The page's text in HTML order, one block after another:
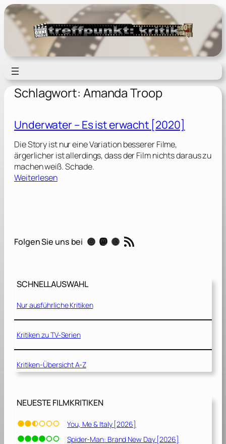
Zum
Inhalt
springen
Schlagwort: Amanda Troop
Underwater – Es ist erwacht [2020]
Die Story ist nur eine Variation besserer Filme,
ärgerlicher ist allerdings, dass der Film nichts daraus zu
machen weiß. Schade.
Weiterlesen:
w
r
–
E
s
t
e
w
c
Folgen Sie uns bei Instagram Mastodon Threads RSS-Feed
SCHNELLAUSWAHL
Nur ausführliche Kritiken
Kritiken zu TV-Serien
Kritiken-Übersicht A-Z
NEUESTE FILMKRITIKEN
You, Me & Italy [2026]
Spider-Man: Brand New Day [2026]